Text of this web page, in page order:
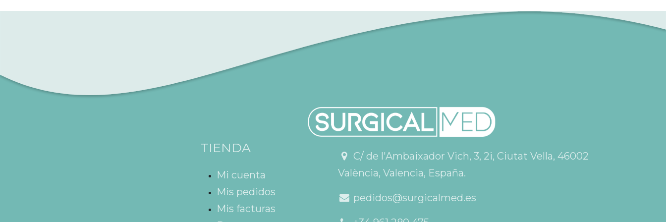
C/ de l'Ambaixador Vich, 3, 2i, Ciutat Vella, 46002
València, Valencia, España.
pedidos@surgicalmed.es
TIENDA
Mi cuenta
Mis pedidos
Mis facturas